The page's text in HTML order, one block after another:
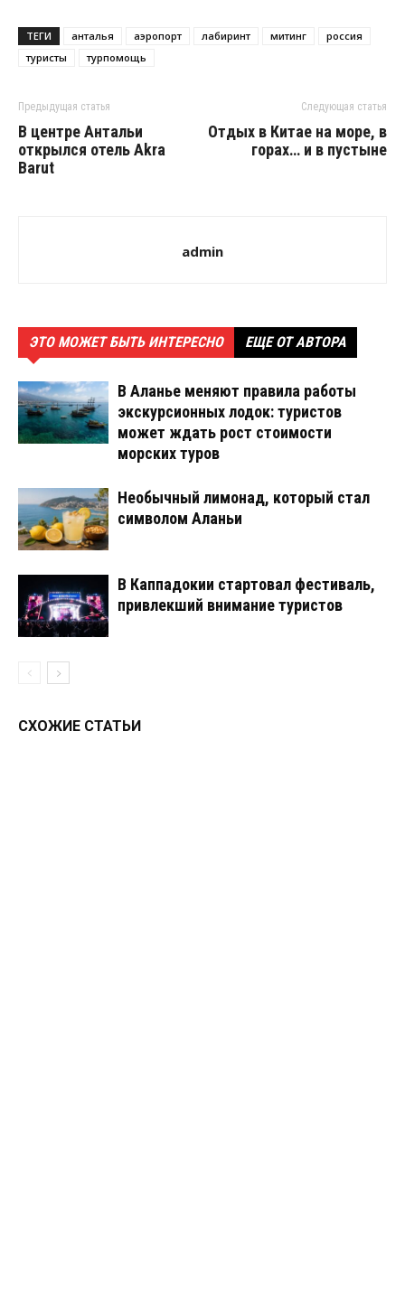
ТЕГИ анталья аэропорт лабиринт митинг
россия
туристы
турпомощь
Предыдущая статья
В центре Антальи
открылся отель Akra
Barut
Следующая статья
Отдых в Китае на море, в
горах… и в пустыне
admin
ЭТО МОЖЕТ БЫТЬ ИНТЕРЕСНО ЕЩЕ ОТ АВТОРА
В Аланье меняют правила работы
экскурсионных лодок: туристов
может ждать рост стоимости
морских туров
Необычный лимонад, который стал
символом Аланьи
В Каппадокии стартовал фестиваль,
привлекший внимание туристов
СХОЖИЕ СТАТЬИ